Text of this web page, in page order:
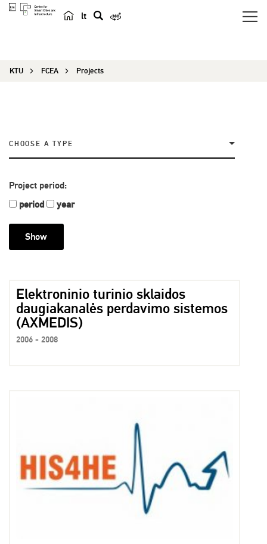
lt
r
KTU FCEA Projects
CHOOSE A TYPE
Project period:
period
year
Elektroninio turinio sklaidos
daugiakanalės perdavimo sistemos
(AXMEDIS)
2006 - 2008